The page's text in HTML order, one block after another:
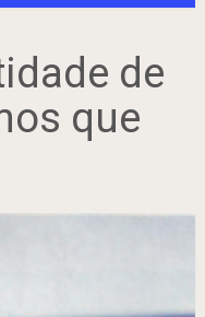
de
que